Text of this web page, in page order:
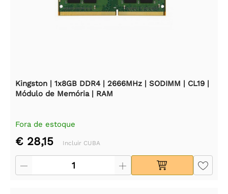
Kingston | 1x8GB DDR4 | 2666MHz | SODIMM | CL19 |
Módulo de Memória | RAM
Fora de estoque
€ 28,15 Incluir CUBA